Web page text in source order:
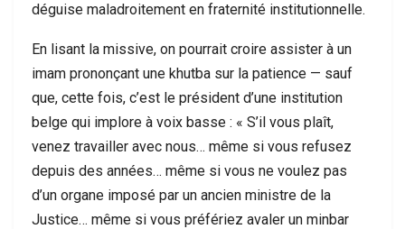
déguise maladroitement en fraternité institutionnelle.
En lisant la missive, on pourrait croire assister à un
imam prononçant une khutba sur la patience — sauf
que, cette fois, c’est le président d’une institution
belge qui implore à voix basse : « S’il vous plaît,
venez travailler avec nous… même si vous refusez
depuis des années… même si vous ne voulez pas
d’un organe imposé par un ancien ministre de la
Justice… même si vous préfériez avaler un minbar